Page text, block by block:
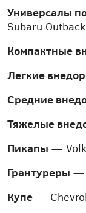
Универсалы
Subaru Outback
Компактные
Легкие
Средние
Тяжелые
Пикапы —
Грантуреры —
Купе —